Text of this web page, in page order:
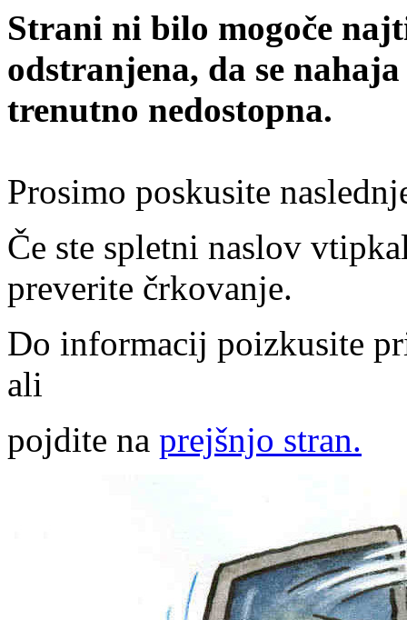
Strani ni bilo mogoče
odstranjena, da se
trenutno nedostopna.
Prosimo poskusite
Če ste spletni naslov
preverite črkovanje.
Do informacij poizkusite
ali
pojdite na prejšnjo stran.